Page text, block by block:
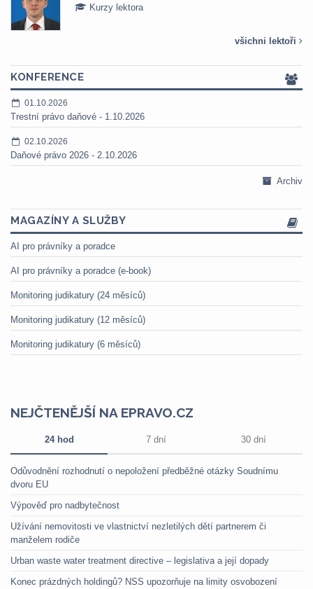
Kurzy lektora
všichni lektoři
KONFERENCE
01.10.2026
Trestní právo daňové - 1.10.2026
02.10.2026
Daňové právo 2026 - 2.10.2026
Archiv
MAGAZÍNY A SLUŽBY
AI pro právníky a poradce
AI pro právníky a poradce (e-book)
Monitoring judikatury (24 měsíců)
Monitoring judikatury (12 měsíců)
Monitoring judikatury (6 měsíců)
NEJČTENĚJŠÍ NA EPRAVO.CZ
24 hod 7 dní 30 dní
Odůvodnění rozhodnutí o nepoložení předběžné otázky Soudnímu
dvoru EU
Výpověď pro nadbytečnost
Užívání nemovitosti ve vlastnictví nezletilých dětí partnerem či
manželem rodiče
Urban waste water treatment directive – legislativa a její dopady
Konec prázdných holdingů? NSS upozorňuje na limity osvobození